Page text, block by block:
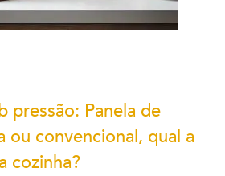
pressão: Panela de
ou convencional, qual a
cozinha?